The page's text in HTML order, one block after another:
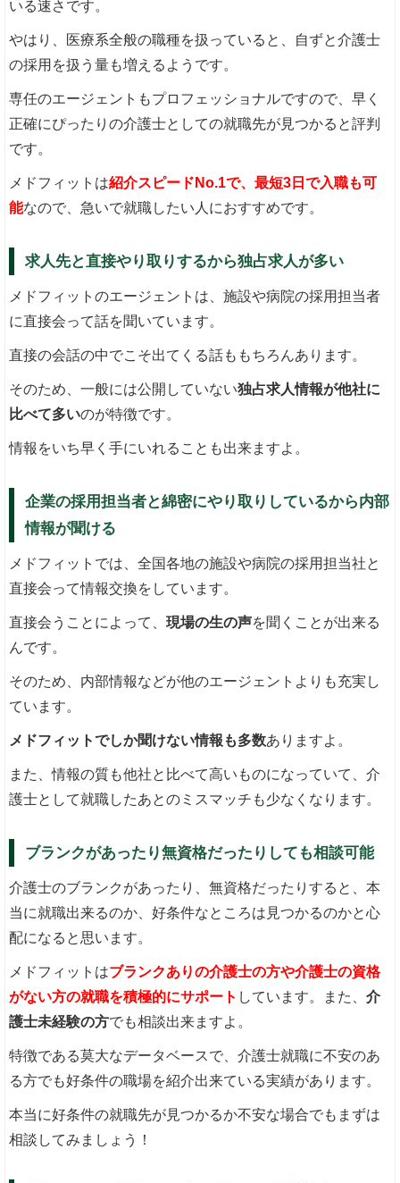
いる速さです。
やはり、医療系全般の職種を扱っていると、自ずと介護士
の採用を扱う量も増えるようです。
専任のエージェントもプロフェッショナルですので、早く
正確にぴったりの介護士としての就職先が見つかると評判
です。
メドフィットは紹介スピードNo.1で、最短3日で入職も可
能なので、急いで就職したい人におすすめです。
求人先と直接やり取りするから独占求人が多い
メドフィットのエージェントは、施設や病院の採用担当者
に直接会って話を聞いています。
直接の会話の中でこそ出てくる話ももちろんあります。
そのため、一般には公開していない独占求人情報が他社に
比べて多いのが特徴です。
情報をいち早く手にいれることも出来ますよ。
企業の採用担当者と綿密にやり取りしているから内部
情報が聞ける
メドフィットでは、全国各地の施設や病院の採用担当社と
直接会って情報交換をしています。
直接会うことによって、現場の生の声を聞くことが出来る
んです。
そのため、内部情報などが他のエージェントよりも充実し
ています。
メドフィットでしか聞けない情報も多数ありますよ。
また、情報の質も他社と比べて高いものになっていて、介
護士として就職したあとのミスマッチも少なくなります。
ブランクがあったり無資格だったりしても相談可能
介護士のブランクがあったり、無資格だったりすると、本
当に就職出来るのか、好条件なところは見つかるのかと心
配になると思います。
メドフィットはブランクありの介護士の方や介護士の資格
がない方の就職を積極的にサポート しています。また、介
護士未経験の方でも相談出来ますよ。
特徴である莫大なデータベースで、介護士就職に不安のあ
る方でも好条件の職場を紹介出来ている実績があります。
本当に好条件の就職先が見つかるか不安な場合でもまずは
相談してみましょう！